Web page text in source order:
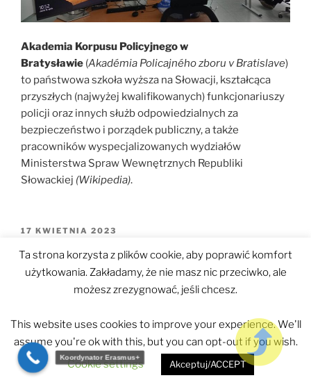
Akademia Korpusu Policyjnego w
Bratysławie (Akadémia Policajného zboru v Bratislave)
to państwowa szkoła wyższa na Słowacji, kształcąca
przyszłych (najwyżej kwalifikowanych) funkcjonariuszy
policji oraz innych służb odpowiedzialnych za
bezpieczeństwo i porządek publiczny, a także
pracowników wyspecjalizowanych wydziałów
Ministerstwa Spraw Wewnętrznych Republiki
Słowackiej (Wikipedia).
OPUBLIKOWANE
17 KWIETNIA 2023
Nasz projekt w Atenach
Na zaproszenie organizatorów (i na ich koszt)
zaprezentowaliśmy nasz projekt „Safemedic
unijnego projektu „VRHEALTHLEADERS –
Wieloaspektowa platforma e-learningowa VR dla
przyszłych liderów służby zdrowia”.
Ta strona korzysta z plików cookie, aby poprawić komfort
użytkowania. Zakładamy, że nie masz nic przeciwko, ale
możesz zrezygnować, jeśli chcesz.
This website uses cookies to improve your experience. We'll
assume you're ok with this, but you can opt-out if you wish.
Cookie settings
Akceptuj/ACCEPT
Koordynator Erasmus+